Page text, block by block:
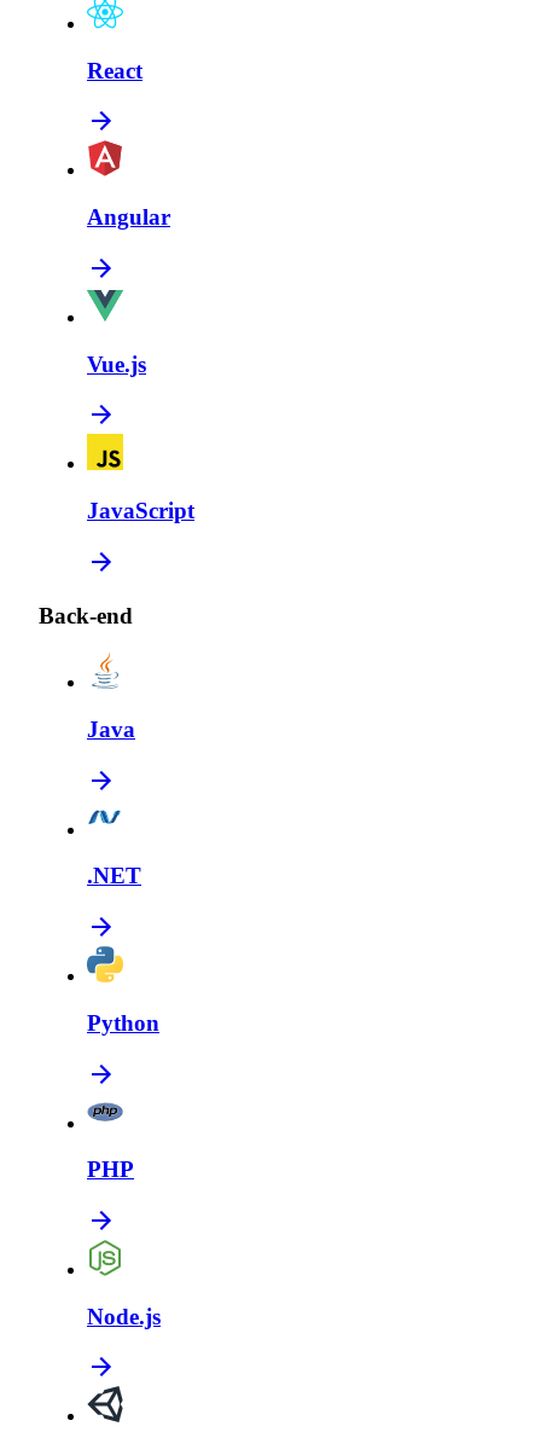
React
Angular
Vue.js
JavaScript
Back-end
Java
.NET
Python
PHP
Node.js